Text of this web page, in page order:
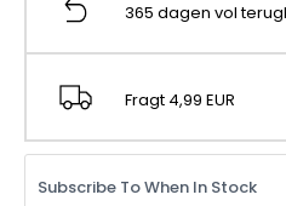
365 dagen vol
Fragt 4,99 EUR
Subscribe To When In Stock